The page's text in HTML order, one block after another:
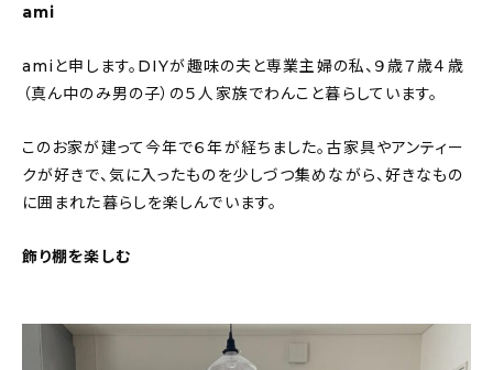
ami
amiと申します。DIYが趣味の夫と専業主婦の私、９歳７歳４歳
（真ん中のみ男の子）の５人家族でわんこと暮らしています。
このお家が建って今年で６年が経ちました。古家具やアンティー
クが好きで、気に入ったものを少しづつ集めながら、好きなもの
に囲まれた暮らしを楽しんでいます。
飾り棚を楽しむ